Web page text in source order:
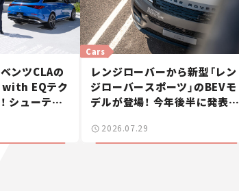
ンツCLAの
with EQテク
シューティ
Cars
レンジローバーから新型「レン
ジローバースポーツ」のBEVモ
デルが登場！ 今年後半に発表へ
2026.07.29